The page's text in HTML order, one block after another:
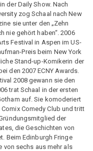
der Daily Show. Nach
zog Schaal nach New
sie unter den „Zehn
nie gehört haben“. 2006
Festival in Aspen im US-
Preis beim New York
Stand-up-Komikerin der
den 2007 ECNY Awards.
2008 gewann sie den
trat Schaal in der ersten
auf. Sie komoderiert
Comedy Club und tritt
der
die Geschichten von
Beim Edinburgh Fringe
von sechs aus mehr als